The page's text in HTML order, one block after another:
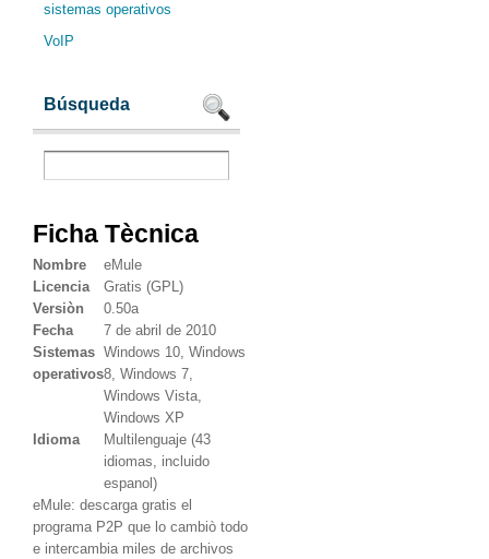
sistemas operativos
VoIP
Búsqueda
Ficha Tècnica
Nombre
eMule
Licencia
Gratis (GPL)
Versiòn
0.50a
Fecha
7 de abril de 2010
Sistemas
operativos
Windows 10, Windows
8, Windows 7,
Windows Vista,
Windows XP
Idioma
Multilenguaje (43
idiomas, incluido
espanol)
eMule: descarga gratis el
programa P2P que lo cambiò todo
e intercambia miles de archivos